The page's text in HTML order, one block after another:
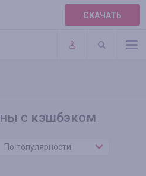
СКАЧАТЬ
с кэшбэком
По популярности